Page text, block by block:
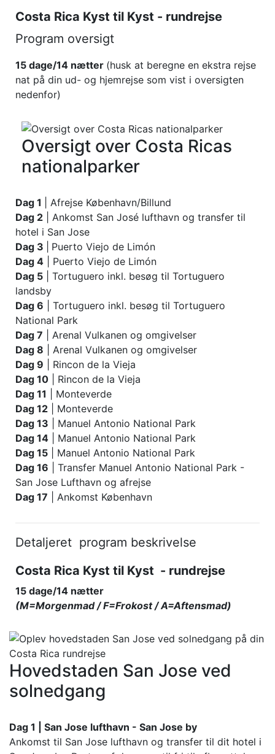
Costa Rica Kyst til Kyst - rundrejse
Program oversigt
15 dage/14 nætter (husk at beregne en ekstra rejse
nat på din ud- og hjemrejse som vist i oversigten
nedenfor)
Oversigt over Costa Ricas
nationalparker
Dag 1
| Afrejse København/Billund
Dag 2 | Ankomst San José lufthavn og transfer til
hotel i San Jose
Dag 3
Puerto Viejo de Limón
Dag 4 | Puerto Viejo de Limón
Dag 5 | Tortuguero inkl. besøg til Tortuguero
landsby
Dag 6 | Tortuguero inkl. besøg til Tortuguero
National Park
Dag 7 | Arenal Vulkanen og omgivelser
Dag 8 | Arenal Vulkanen og omgivelser
Dag 9 | Rincon de la Vieja
Dag 10 | Rincon de la Vieja
Dag 11 | Monteverde
Dag 12 | Monteverde
Dag 13 | Manuel Antonio National Park
Dag 14 | Manuel Antonio National Park
Dag 15 | Manuel Antonio National Park
Dag 16 | Transfer Manuel Antonio National Park -
San Jose Lufthavn og afrejse
Dag 17 | Ankomst København
Detaljeret program beskrivelse
Costa Rica Kyst til Kyst - rundrejse
15 dage/14 nætter
(M=Morgenmad / F=Frokost / A=Aftensmad)
Hovedstaden San Jose ved
solnedgang
Dag 1 | San Jose lufthavn - San Jose by
Ankomst til San Jose lufthavn og transfer til dit hotel i